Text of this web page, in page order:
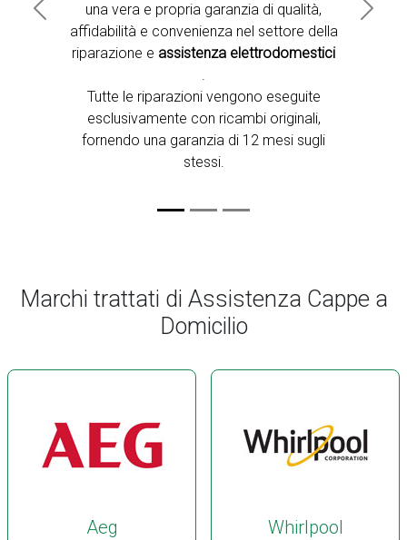
una vera e propria garanzia di qualità,
affidabilità e convenienza nel settore della
riparazione e assistenza elettrodomestici
.
Tutte le riparazioni vengono eseguite
esclusivamente con ricambi originali,
fornendo una garanzia di 12 mesi sugli
stessi.
Previous Next
Marchi trattati di Assistenza Cappe a
Domicilio
Aeg Whirlpool